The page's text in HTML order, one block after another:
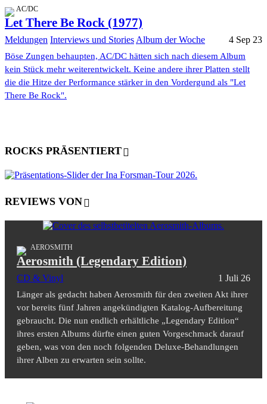
AC/DC
Let There Be Rock (1977)
Meldungen Interviews und StoriesAlbum der Woche 4 Sep 23
Böse Zungen behaupten, AC/DC hätten sich nach diesem Album
kein Stück mehr weiterentwickelt. Keine andere ihrer Platten stellt
die die Hitze der Performance stärker in den Vordergund als "Let
There Be Rock".
ROCKS PRÄSENTIERT
REVIEWS VON
AEROSMITH
Aerosmith (Legendary Edition)
CD & Vinyl 1 Juli 26
Länger als gedacht haben Aerosmith für den zweiten Akt ihrer
vor bereits fünf Jahren angekündigten Katalog-Aufbereitung
gebraucht. Die nun endlich erhältliche „Legendary Edition“
ihres ersten Albums dürfte einen guten Vorgeschmack darauf
geben, was von den noch folgenden Deluxe-Behandlungen
ihrer Alben zu erwarten sein sollte.